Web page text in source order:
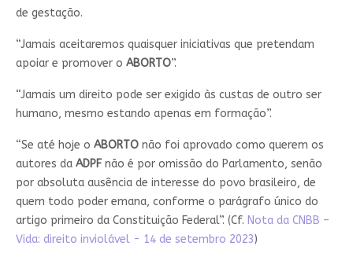
de gestação.
“Jamais aceitaremos quaisquer iniciativas que pretendam
apoiar e promover o ABORTO”.
“Jamais um direito pode ser exigido às custas de outro ser
humano, mesmo estando apenas em formação”.
“Se até hoje o ABORTOnão foi aprovado como querem os
autores da ADPFnão é por omissão do Parlamento, senão
por absoluta ausência de interesse do povo brasileiro, de
quem todo poder emana, conforme o parágrafo único do
artigo primeiro da Constituição Federal”. (Cf. Nota da CNBB –
Vida: direito inviolável - 14 de setembro 2023)